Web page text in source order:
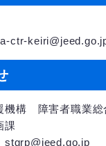
ctr-
機構 障害者職業総
課